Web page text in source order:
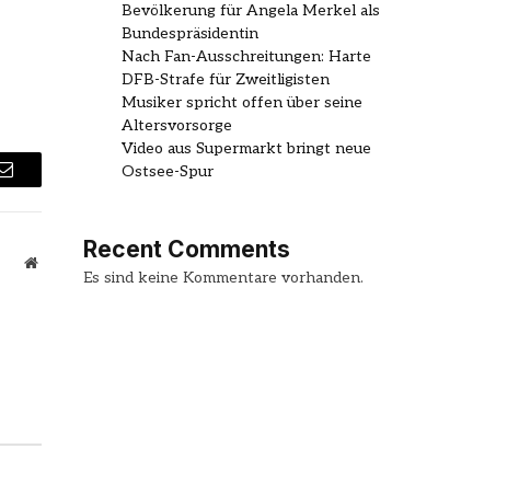
Email
Website
Bevölkerung für Angela Merkel als
Bundespräsidentin
Nach Fan-Ausschreitungen: Harte
DFB-Strafe für Zweitligisten
Musiker spricht offen über seine
Altersvorsorge
Video aus Supermarkt bringt neue
Ostsee-Spur
Recent Comments
Es sind keine Kommentare vorhanden.